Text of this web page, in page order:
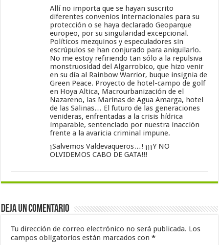
Allí no importa que se hayan suscrito
diferentes convenios internacionales para su
protección o se haya declarado Geoparque
europeo, por su singularidad excepcional.
Políticos mezquinos y especuladores sin
escrúpulos se han conjurado para aniquilarlo.
No me estoy refiriendo tan sólo a la repulsiva
monstruosidad del Algarrobico, que hizo venir
en su día al Rainbow Warrior, buque insignia de
Green Peace. Proyecto de hotel-campo de golf
en Hoya Altica, Macrourbanización de el
Nazareno, las Marinas de Agua Amarga, hotel
de las Salinas… El futuro de las generaciones
venideras, enfrentadas a la crisis hídrica
imparable, sentenciado por nuestra inacción
frente a la avaricia criminal impune.
¡Salvemos Valdevaqueros…! ¡¡¡Y NO
OLVIDEMOS CABO DE GATA!!!
Deja un comentario
Tu dirección de correo electrónico no será publicada. Los
campos obligatorios están marcados con*